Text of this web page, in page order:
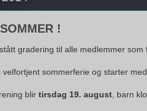
!
gradering til alle medlemmer som
velfortjent sommerferie og starter
blir tirsdag 19. august , barn